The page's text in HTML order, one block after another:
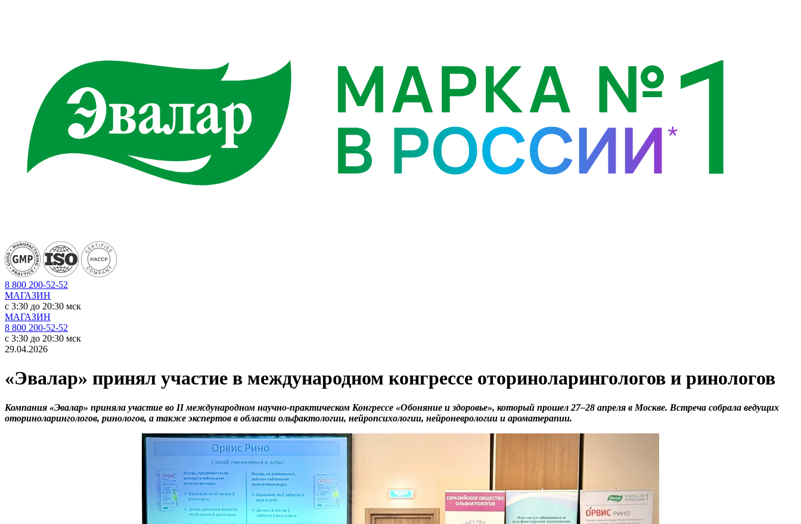
8 800 200-52-52
МАГАЗИН
c 3:30 до 20:30 мск
МАГАЗИН
8 800 200-52-52
c 3:30 до 20:30 мск
29.04.2026
«Эвалар» принял участие в международном конгрессе оториноларингологов и ринологов
Компания «Эвалар» приняла участие во II международном научно-практическом Конгрессе «Обоняние и здоровье», который прошел 27–28 апреля в Москве. Встреча собрала ведущих
оториноларингологов, ринологов, а также экспертов в области ольфактологии, нейропсихологии, нейроневрологии и ароматерапии.